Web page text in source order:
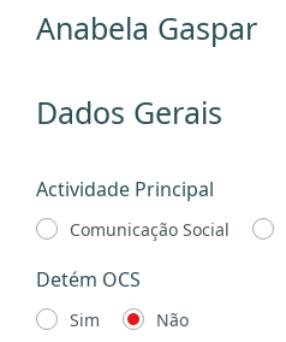
Anabela Gaspar
Dados Gerais
Actividade Principal
Comunicação Social
Detém OCS
Sim Não